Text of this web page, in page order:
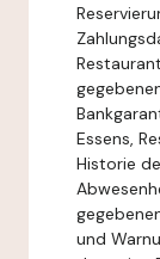
Essens,
Historie
und